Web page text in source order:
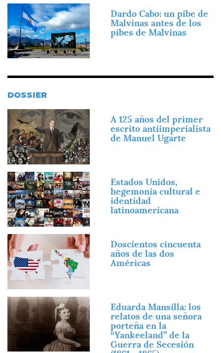
Imagen
Dardo Cabo: un pibe de
Malvinas antes de los
pibes de Malvinas
DOSSIER
Imagen
A 125 años del primer
escrito antiimperialista
de Manuel Ugarte
Imagen
Estados Unidos,
hegemonía cultural e
identidad
latinoamericana
Imagen
Doscientos cincuenta
años de las dos
Américas
Imagen
Eduarda Mansilla: los
relatos de una señora
porteña en la
“Yankeeland” de la
Guerra de Secesión